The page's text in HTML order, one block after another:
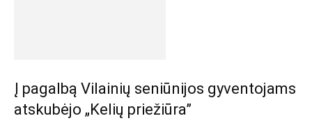
Į pagalbą Vilainių seniūnijos gyventojams
atskubėjo „Kelių priežiūra”